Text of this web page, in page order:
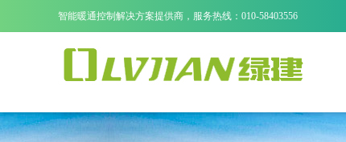
智能暖通控制解决方案提供商，服务热线：010-58403556